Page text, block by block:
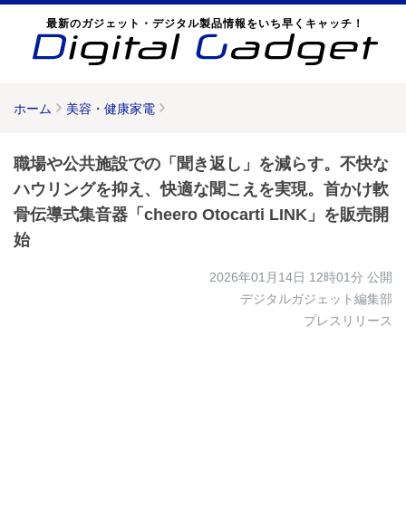
最新のガジェット・デジタル製品情報をいち早くキャッチ！
ホーム 美容・健康家電
職場や公共施設での「聞き返し」を減らす。不快な
ハウリングを抑え、快適な聞こえを実現。首かけ軟
骨伝導式集音器「cheero Otocarti LINK」を販売開
始
2026年01月14日 12時01分 公開
デジタルガジェット編集部
プレスリリース